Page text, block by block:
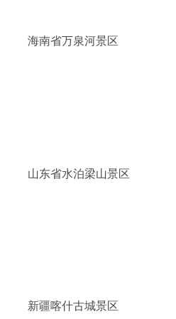
海南省万泉河景区
山东省水泊梁山景区
新疆喀什古城景区